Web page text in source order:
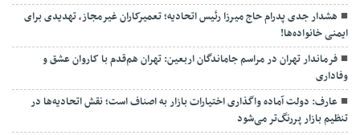
هشدار جدی پدرام حاج میرزا رئیس اتحادیه؛ تعمیرکاران غیرمجاز، تهدیدی برای
ایمنی خانواده‌ها!
فرماندار تهران در مراسم جاماندگان اربعین: تهران هم‌قدم با کاروان عشق و
وفاداری
عارف: دولت آماده واگذاری اختیارات بازار به اصناف است؛ نقش اتحادیه‌ها در
تنظیم بازار پررنگ‌تر می‌شود